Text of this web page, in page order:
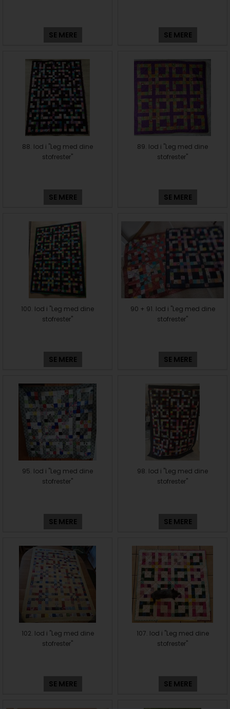
SE MERE SE MERE
88. lod i "Leg med dine
stofrester"
SE MERE
89. lod i "Leg med dine
stofrester"
SE MERE
100. lod i "Leg med dine
stofrester"
SE MERE
90 + 91. lod i "Leg med dine
stofrester"
SE MERE
95. lod i "Leg med dine
stofrester"
SE MERE
98. lod i "Leg med dine
stofrester"
SE MERE
102. lod i "Leg med dine
stofrester"
SE MERE
107. lod i "Leg med dine
stofrester"
SE MERE